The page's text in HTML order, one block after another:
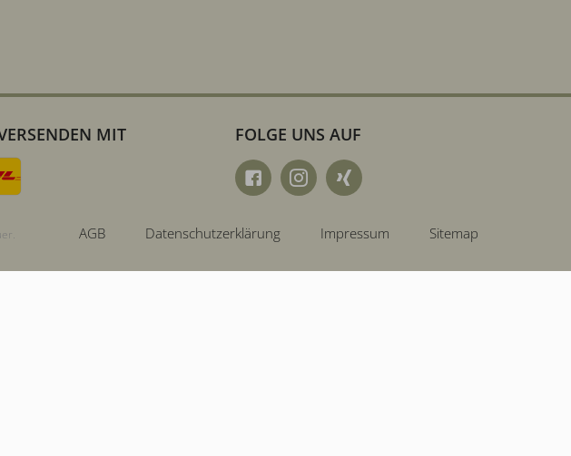
MIT FOLGE UNS AUF
AGB Datenschutzerklärung Impressum Sitemap